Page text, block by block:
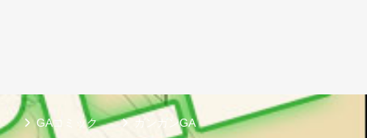
GAコミック ガンガンGA